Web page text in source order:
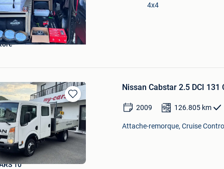
4x4
Sauvegarder
dans
Mes
Favoris
Nissan Cabstar 2.5 DCI 131
2009 126.805 km
Attache-remorque, Cruise
10